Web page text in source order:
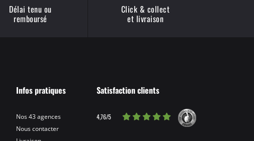
Délai tenu ou
remboursé
Click & collect
et livraison
Infos pratiques
Nos 43 agences
Nous contacter
Satisfaction clients
4,76/5